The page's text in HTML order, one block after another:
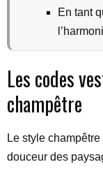
En tant
Les codes
champêtre
Le style
douceur des